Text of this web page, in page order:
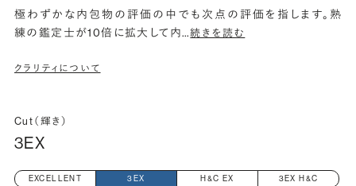
極わずかな内包物の評価の中でも次点の評価を指します。熟
練の鑑定士が10倍に拡大して内…続きを読む
クラリティについて
Cut（輝き）
3EX
EXCELLENT 3EX H&C EX 3EX H&C